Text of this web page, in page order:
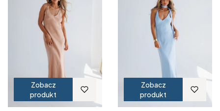
Zobacz
produkt
Zobacz
produkt